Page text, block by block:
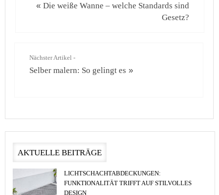
«Die weiße Wanne – welche Standards sind
Gesetz?
Nächster Artikel -
Selber malern: So gelingt es »
AKTUELLE BEITRÄGE
LICHTSCHACHTABDECKUNGEN:
FUNKTIONALITÄT TRIFFT AUF STILVOLLES
DESIGN